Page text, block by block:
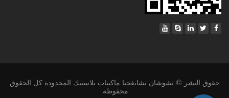
حقوق النشر © تشوشان تشانغجيا ماكينات بلاستيك المحدودة كل الحقوق
محفوظة.